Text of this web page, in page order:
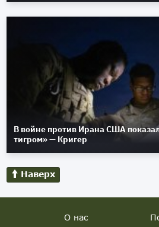
В войне против Ирана США
тигром» — Кригер
Наверх
О нас